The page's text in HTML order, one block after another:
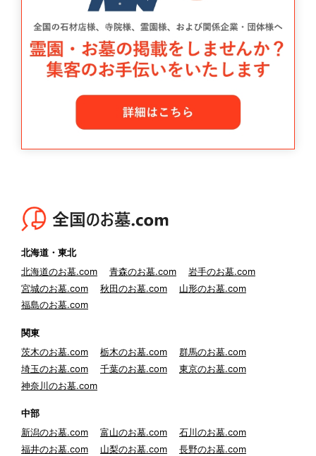
北海道・東北
北海道のお墓.com
青森のお墓.com
岩手のお墓.com
宮城のお墓.com
秋田のお墓.com
山形のお墓.com
福島のお墓.com
関東
茨木のお墓.com
栃木のお墓.com
群馬のお墓.com
埼玉のお墓.com
千葉のお墓.com
東京のお墓.com
神奈川のお墓.com
中部
新潟のお墓.com
富山のお墓.com
石川のお墓.com
福井のお墓.com
山梨のお墓.com
長野のお墓.com